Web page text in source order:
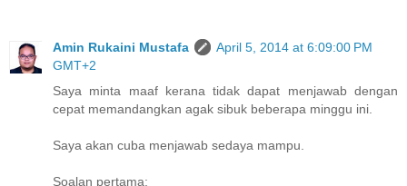
Amin Rukaini Mustafa
April 5, 2014 at 6:09:00 PM
GMT+2
Saya minta maaf kerana tidak dapat menjawab dengan
cepat memandangkan agak sibuk beberapa minggu ini.
Saya akan cuba menjawab sedaya mampu.
Soalan pertama: